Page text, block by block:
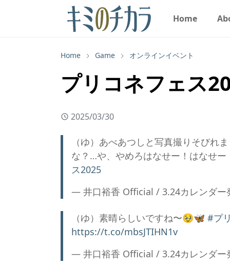
Home
Home Game オンラインイベント
プリコネフェス
2025/03/30
（ゆ）あべあつしと写真撮りそびれ
な？…や、やめろはなせー！はなせー
ス2025
— 井口裕香 Official / 3.24カレンダ
（ゆ）素晴らしいですね〜🥹🦋 #プ
https://t.co/mbsJTIHN1v
— 井口裕香 Official / 3.24カレンダ